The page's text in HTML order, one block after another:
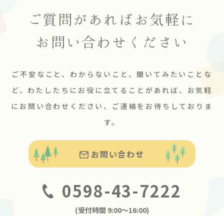
ご質問があればお気軽に
お問い合わせください
ご不安なこと、わからないこと、聞いてみたいことな
ど、わたしたちにお役に立てることがあれば、お気軽
にお問い合わせください、ご連絡をお待ちしておりま
す。
お問い合わせ
0598-43-7222
(受付時間 9:00〜16:00)